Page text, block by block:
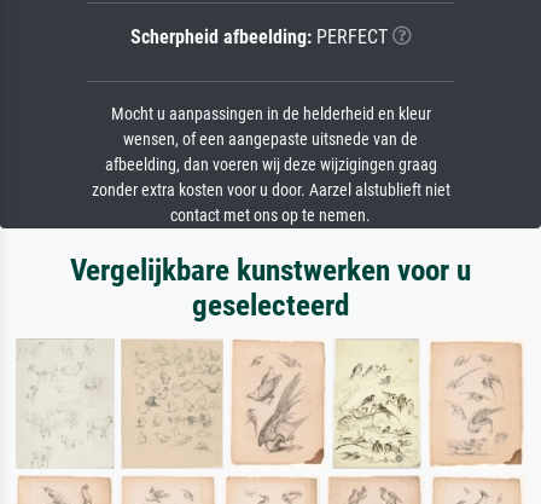
Scherpheid afbeelding:PERFECT
Mocht u aanpassingen in de helderheid en kleur
wensen, of een aangepaste uitsnede van de
afbeelding, dan voeren wij deze wijzigingen graag
zonder extra kosten voor u door. Aarzel alstublieft niet
contact met ons op te nemen.
Vergelijkbare kunstwerken voor u
geselecteerd